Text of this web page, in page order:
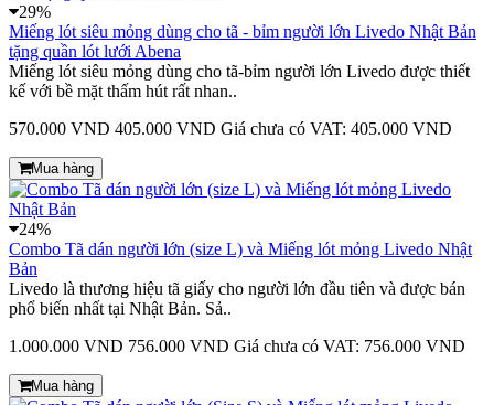
29%
Miếng lót siêu mỏng dùng cho tã - bỉm người lớn Livedo Nhật Bản
tặng quần lót lưới Abena
Miếng lót siêu mỏng dùng cho tã-bỉm người lớn Livedo được thiết
kế với bề mặt thấm hút rất nhan..
570.000 VND 405.000 VND Giá chưa có VAT: 405.000 VND
Mua hàng
24%
Combo Tã dán người lớn (size L) và Miếng lót mỏng Livedo Nhật
Bản
Livedo là thương hiệu tã giấy cho người lớn đầu tiên và được bán
phổ biến nhất tại Nhật Bản. Sả..
1.000.000 VND 756.000 VND Giá chưa có VAT: 756.000 VND
Mua hàng